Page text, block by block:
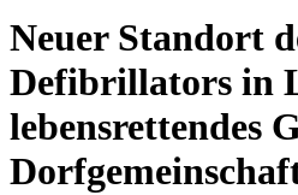
Neuer Standort
Defibrillators in
lebensrettendes